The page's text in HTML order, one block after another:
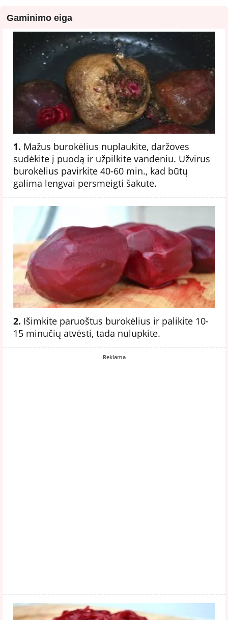
Gaminimo eiga
1. Mažus burokėlius nuplaukite, daržoves
sudėkite į puodą ir užpilkite vandeniu. Užvirus
burokėlius pavirkite 40-60 min., kad būtų
galima lengvai persmeigti šakute.
2. Išimkite paruoštus burokėlius ir palikite 10-
15 minučių atvėsti, tada nulupkite.
Reklama